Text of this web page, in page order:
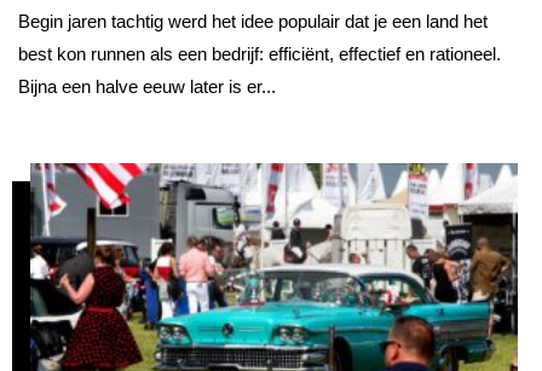
Begin jaren tachtig werd het idee populair dat je een land het
best kon runnen als een bedrijf: efficiënt, effectief en rationeel.
Bijna een halve eeuw later is er...